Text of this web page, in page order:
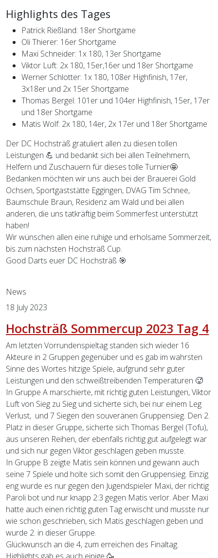
Highlights des Tages
Patrick Rießland: 18er Shortgame
Oli Thierer: 16er Shortgame
Maxi Schneider: 1x 180, 13er Shortgame
Viktor Luft: 2x 180, 15er,16er und 18er Shortgame
Werner Schlotter: 1x 180, 108er Highfinish, 17er,
3x18er und 2x 15er Shortgame
Thomas Bergel: 101er und 104er Highfinish, 15er, 17er
und 18er Shortgame
Matis Wolf: 2x 180, 14er, 2x 17er und 18er Shortgame
Der DC Hochsträß gratuliert allen zu diesen tollen
Leistungen 💪 und bedankt sich bei allen Teilnehmern,
Helfern und Zuschauern für dieses tolle Turnier🤩
Bedanken möchten wir uns auch bei der Brauerei Gold
Ochsen, Sportgaststätte Eggingen, DVAG Tim Schnee,
Baumschule Braun, Residenz am Wald und bei allen
anderen, die uns tatkräftig beim Sommerfest unterstützt
haben!
Wir wünschen allen eine ruhige und erholsame Sommerzeit,
bis zum nächsten Hochsträß Cup.
Good Darts euer DC Hochsträß 🎯
News
18 July 2023
Hochsträß Sommercup 2023 Tag 4
Am letzten Vorrundenspieltag standen sich wieder 16
Akteure in 2 Gruppen gegenüber und es gab im wahrsten
Sinne des Wortes hitzige Spiele, aufgrund sehr guter
Leistungen und den schweißtreibenden Temperaturen 🥵
In Gruppe A marschierte, mit richtig guten Leistungen, Viktor
Luft von Sieg zu Sieg und sicherte sich, bei nur einem Leg
Verlust, und 7 Siegen den souveränen Gruppensieg. Den 2.
Platz in dieser Gruppe, sicherte sich Thomas Bergel (Tofu),
aus unseren Reihen, der ebenfalls richtig gut aufgelegt war
und sich nur gegen Viktor geschlagen geben musste.
In Gruppe B zeigte Matis sein können und gewann auch
seine 7 Spiele und holte sich somit den Gruppensieg. Einzig
eng wurde es nur gegen den Jugendspieler Maxi, der richtig
Paroli bot und nur knapp 2:3 gegen Matis verlor. Aber Maxi
hatte auch einen richtig guten Tag erwischt und musste nur
wie schon geschrieben, sich Matis geschlagen geben und
wurde 2. in dieser Gruppe.
Glückwunsch an die 4, zum erreichen des Finaltag.